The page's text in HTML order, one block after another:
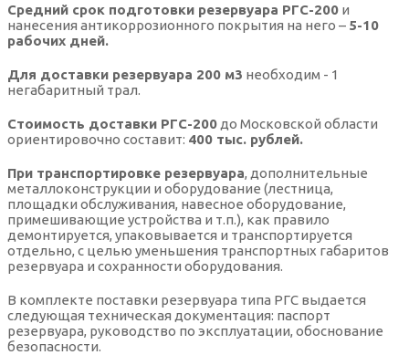
Средний срок подготовки резервуара РГС-200 и
нанесения антикоррозионного покрытия на него – 5-10
рабочих дней.
Для доставки резервуара 200 м3 необходим - 1
негабаритный трал.
Стоимость доставки РГС-200 до Московской области
ориентировочно составит: 400 тыс. рублей.
При транспортировке резервуара, дополнительные
металлоконструкции и оборудование (лестница,
площадки обслуживания, навесное оборудование,
примешивающие устройства и т.п.), как правило
демонтируется, упаковывается и транспортируется
отдельно, с целью уменьшения транспортных габаритов
резервуара и сохранности оборудования.
В комплекте поставки резервуара типа РГС выдается
следующая техническая документация: паспорт
резервуара, руководство по эксплуатации, обоснование
безопасности.